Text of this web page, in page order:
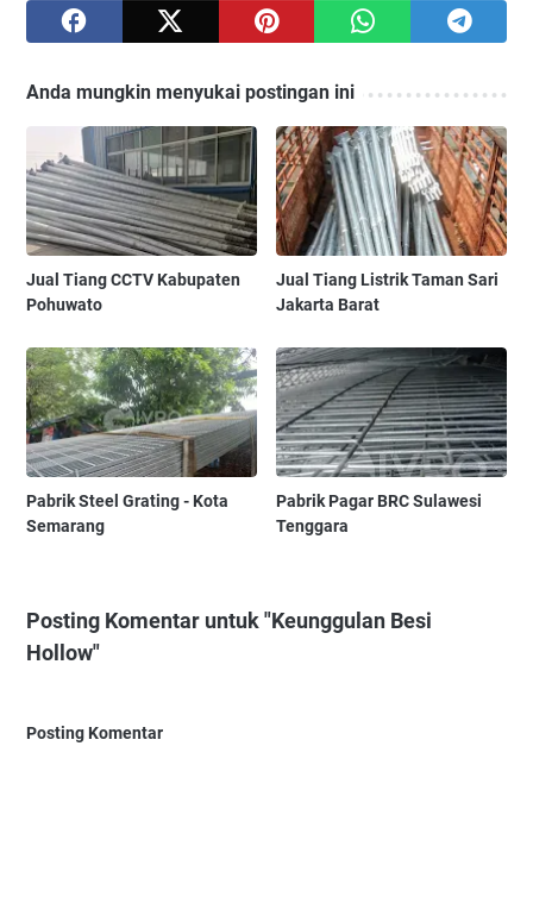
Anda mungkin menyukai postingan ini
Jual Tiang CCTV Kabupaten
Pohuwato
Jual Tiang Listrik Taman Sari
Jakarta Barat
Pabrik Steel Grating - Kota
Semarang
Pabrik Pagar BRC Sulawesi
Tenggara
Posting Komentar untuk "Keunggulan Besi
Hollow"
Posting Komentar